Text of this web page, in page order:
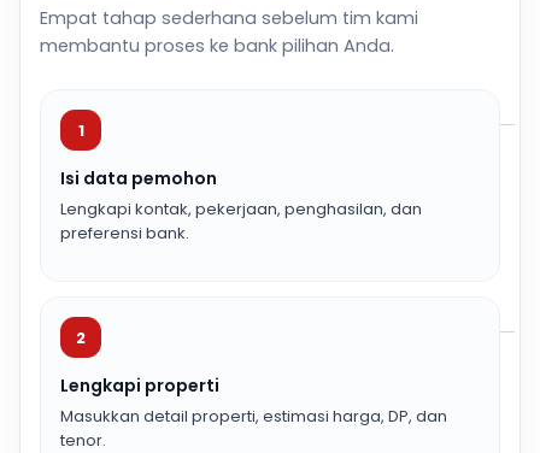
Empat tahap sederhana sebelum tim kami
membantu proses ke bank pilihan Anda.
1
Isi data pemohon
Lengkapi kontak, pekerjaan, penghasilan, dan
preferensi bank.
2
Lengkapi properti
Masukkan detail properti, estimasi harga, DP, dan
tenor.